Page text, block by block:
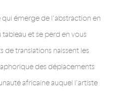
émerge de l’abstraction en
et se perd en vous
translations naissent les
des déplacements
africaine auquel l’artiste